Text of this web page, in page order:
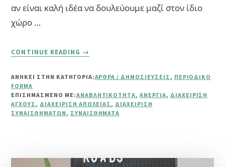
αν είναι καλή ιδέα να δουλεύουμε μαζί στον ίδιο
χώρο …
CONTINUE READING
ΕΡΩΤΉΣΕΙΣ
ΤΕΎΧΟΥΣ
ΣΕΠΤΕΜΒΡΊΟΥ
(ΦΙΛΊΑ-
ΑΝΑΒΛΗΤΙΚΌΤΗΤΑ)
→
ΑΝΗΚΕΙ ΣΤΗΝ ΚΑΤΗΓΟΡΙΑ:ΆΡΘΡΑ / ΔΗΜΟΣΙΕΎΣΕΙΣ , ΠΕΡΙΟΔΙΚΌ
FORMA
ΕΠΙΣΗΜΑΣΜΈΝΟ ΜΕ:ΑΝΑΒΛΗΤΙΚΌΤΗΤΑ,ΑΝΕΡΓΊΑ, ΔΙΑΧΕΊΡΙΣΗ
ΆΓΧΟΥΣ , ΔΙΑΧΕΊΡΙΣΗ ΑΠΏΛΕΙΑΣ , ΔΙΑΧΕΊΡΙΣΗ
ΣΥΝΑΙΣΘΗΜΆΤΩΝ , ΣΥΝΑΙΣΘΉΜΑΤΑ